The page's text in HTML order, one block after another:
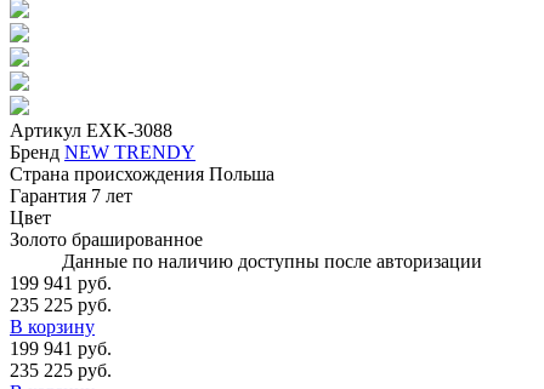
Артикул EXK-3088
Бренд NEW TRENDY
Страна происхождения Польша
Гарантия 7 лет
Цвет
Золото брашированное
Данные по наличию доступны после авторизации
199 941 руб.
235 225 руб.
В корзину
199 941 руб.
235 225 руб.